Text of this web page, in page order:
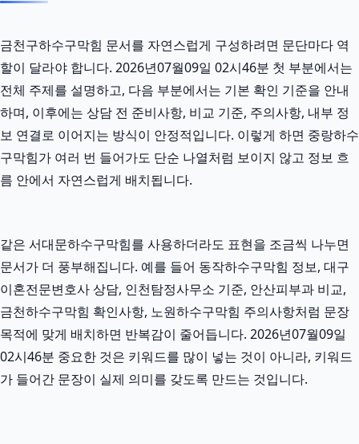
금천구하수구막힘 문서를 자연스럽게 구성하려면 문단마다 역
할이 달라야 합니다. 2026년07월09일 02시46분 첫 부분에서는
전체 주제를 설명하고, 다음 부분에서는 기본 확인 기준을 안내
하며, 이후에는 상담 전 준비사항, 비교 기준, 주의사항, 내부 정
보 연결로 이어지는 방식이 안정적입니다. 이렇게 하면 중랑하수
구막힘가 여러 번 들어가도 단순 나열처럼 보이지 않고 정보 흐
름 안에서 자연스럽게 배치됩니다.
같은 서대문하수구막힘를 사용하더라도 표현을 조금씩 나누면
문서가 더 풍부해집니다. 예를 들어 동작하수구막힘 정보, 대구
이혼전문변호사 상담, 인천탐정사무소 기준, 안산피부과 비교,
금천하수구막힘 확인사항, 노원하수구막힘 주의사항처럼 문장
목적에 맞게 배치하면 반복감이 줄어듭니다. 2026년07월09일
02시46분 중요한 것은 키워드를 많이 넣는 것이 아니라, 키워드
가 들어간 문장이 실제 의미를 갖도록 만드는 것입니다.